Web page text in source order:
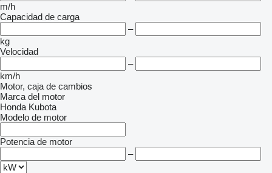
m/h
Capacidad de carga
–
kg
Velocidad
–
km/h
Motor, caja de cambios
Marca del motor
Honda Kubota
Modelo de motor
Potencia de motor
–